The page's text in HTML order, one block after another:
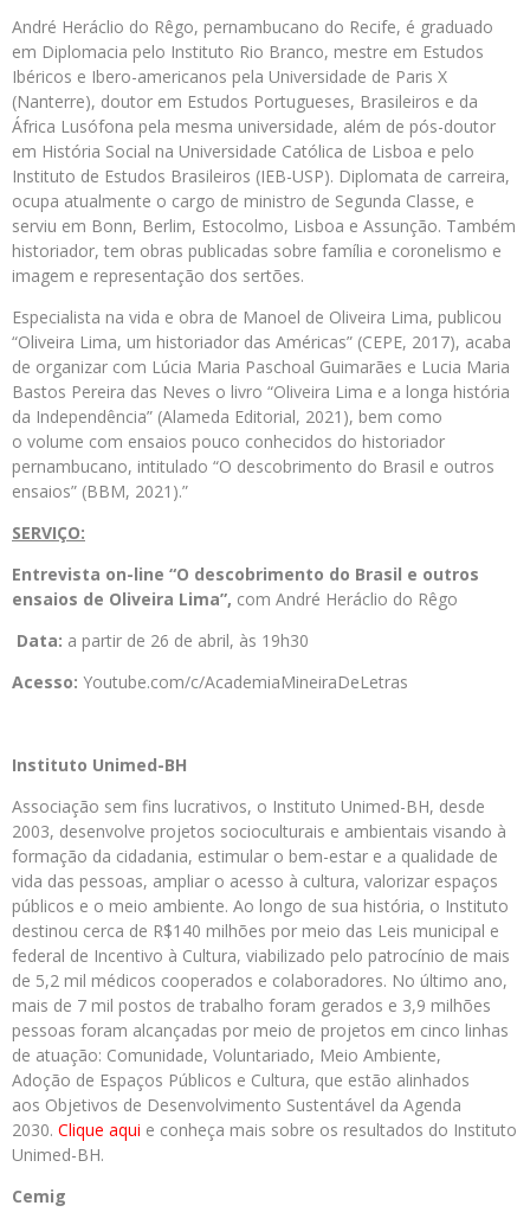
André Heráclio do Rêgo, pernambucano do Recife, é graduado
em Diplomacia pelo Instituto Rio Branco, mestre em Estudos
Ibéricos e Ibero-americanos pela Universidade de Paris X
(Nanterre), doutor em Estudos Portugueses, Brasileiros e da
África Lusófona pela mesma universidade, além de pós-doutor
em História Social na Universidade Católica de Lisboa e pelo
Instituto de Estudos Brasileiros (IEB-USP). Diplomata de carreira,
ocupa atualmente o cargo de ministro de Segunda Classe, e
serviu em Bonn, Berlim, Estocolmo, Lisboa e Assunção. Também
historiador, tem obras publicadas sobre família e coronelismo e
imagem e representação dos sertões.
Especialista na vida e obra de Manoel de Oliveira Lima, publicou
“Oliveira Lima, um historiador das Américas” (CEPE, 2017), acaba
de organizar com Lúcia Maria Paschoal Guimarães e Lucia Maria
Bastos Pereira das Neves o livro “Oliveira Lima e a longa história
da Independência” (Alameda Editorial, 2021), bem como
o volume com ensaios pouco conhecidos do historiador
pernambucano, intitulado “O descobrimento do Brasil e outros
ensaios” (BBM, 2021).”
SERVIÇO:
Entrevista on-line “O descobrimento do Brasil e outros
ensaios de Oliveira Lima”, com André Heráclio do Rêgo
Data: a partir de 26 de abril, às 19h30
Acesso: Youtube.com/c/AcademiaMineiraDeLetras
Instituto Unimed-BH
Associação sem fins lucrativos, o Instituto Unimed-BH, desde
2003, desenvolve projetos socioculturais e ambientais visando à
formação da cidadania, estimular o bem-estar e a qualidade de
vida das pessoas, ampliar o acesso à cultura, valorizar espaços
públicos e o meio ambiente. Ao longo de sua história, o Instituto
destinou cerca de R$140 milhões por meio das Leis municipal e
federal de Incentivo à Cultura, viabilizado pelo patrocínio de mais
de 5,2 mil médicos cooperados e colaboradores. No último ano,
mais de 7 mil postos de trabalho foram gerados e 3,9 milhões
pessoas foram alcançadas por meio de projetos em cinco linhas
de atuação: Comunidade, Voluntariado, Meio Ambiente,
Adoção de Espaços Públicos e Cultura, que estão alinhados
aos Objetivos de Desenvolvimento Sustentável da Agenda
2030. Clique aqui e conheça mais sobre os resultados do Instituto
Unimed-BH.
Cemig